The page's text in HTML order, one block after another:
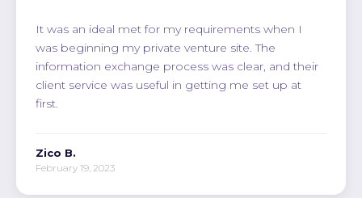
It was an ideal met for my requirements when I
was beginning my private venture site. The
information exchange process was clear, and their
client service was useful in getting me set up at
first.
Zico B.
February 19, 2023